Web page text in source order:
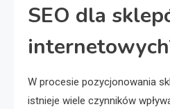
SEO dla
W procesie pozycjonowania
istnieje wiele czynników